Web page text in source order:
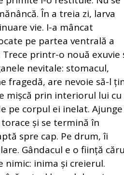
În a treia zi, larva
vie. I-a mâncat
pe partea ventrală a
printr-o nouă exuvie
nevitale: stomacul,
fragedă, are nevoie să-l
mișcă prin interiorul lui cu
pe corpul ei inelat. Ajunge
și se termină în
spre cap. Pe drum, îi
Gândacul e o ființă
inima și creierul.